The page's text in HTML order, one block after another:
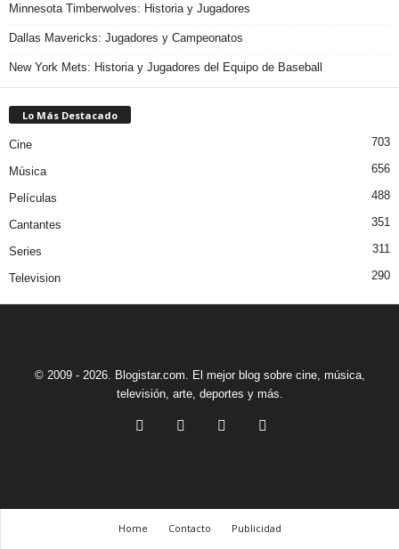
Minnesota Timberwolves: Historia y Jugadores
Dallas Mavericks: Jugadores y Campeonatos
New York Mets: Historia y Jugadores del Equipo de Baseball
Lo Más Destacado
Cine 703
Música 656
Películas 488
Cantantes 351
Series 311
Television 290
© 2009 - 2026. Blogistar.com. El mejor blog sobre cine, música,
televisión, arte, deportes y más.
Home Contacto Publicidad